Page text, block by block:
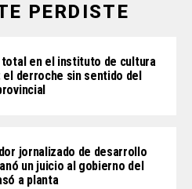
PERDISTE
total en el instituto de cultura
el derroche sin sentido del
jornalizado de desarrollo
un juicio al gobierno del
a planta